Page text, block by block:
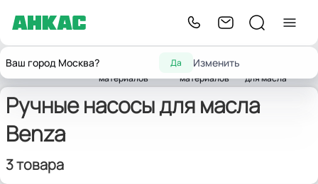
Ваш город Москва? Да Изменить
ГлавнаяНасосыгорюче-смазочных
материалов
смазочных
материалов
для масла
Ручные насосы для масла
Benza
3 товара